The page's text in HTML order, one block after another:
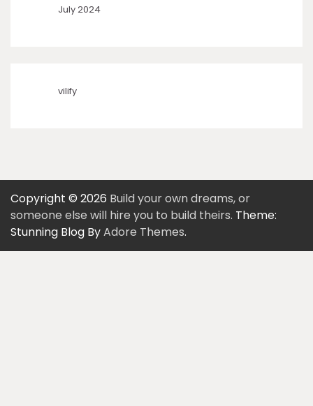
July 2024
vilify
Copyright © 2026 Build your own dreams, or
someone else will hire you to build theirs. Theme:
Stunning Blog ByAdore Themes.